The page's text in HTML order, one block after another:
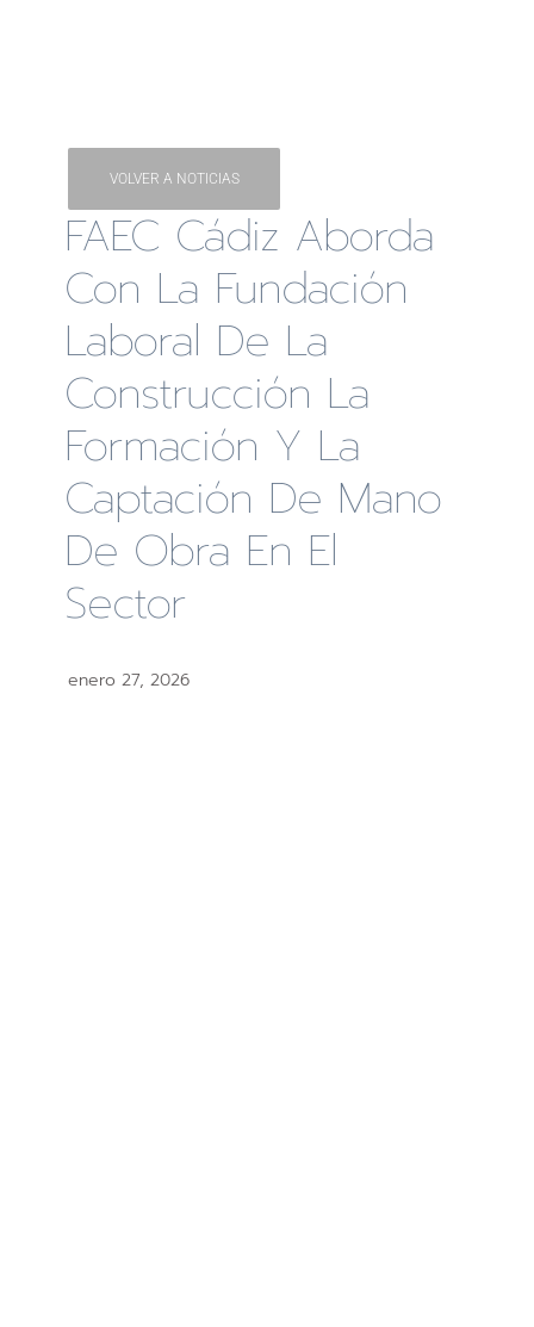
VOLVER A NOTICIAS
FAEC Cádiz Aborda
Con La Fundación
Laboral De La
Construcción La
Formación Y La
Captación De Mano
De Obra En El
Sector
enero 27, 2026